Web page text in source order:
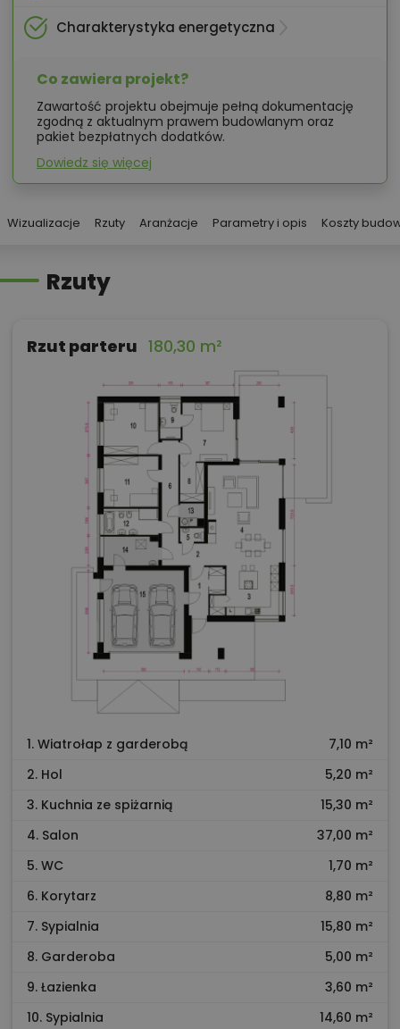
Charakterystyka energetyczna
Co zawiera projekt?
Zawartość projektu obejmuje pełną dokumentację
zgodną z aktualnym prawem budowlanym oraz
pakiet bezpłatnych dodatków.
Dowiedz się więcej
Wizualizacje Rzuty Aranżacje Parametry i opis Koszty
Rzuty
Rzut parteru 180,30 m²
1. Wiatrołap z garderobą
7,10 m²
2. Hol
5,20 m²
3. Kuchnia ze spiżarnią
15,30 m²
4. Salon
37,00 m²
5. WC
1,70 m²
6. Korytarz
8,80 m²
7. Sypialnia
15,80 m²
8. Garderoba
5,00 m²
9. Łazienka
3,60 m²
10. Sypialnia
14,60 m²